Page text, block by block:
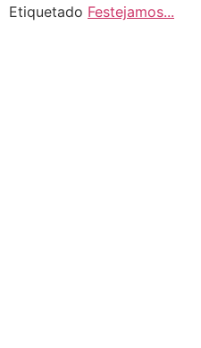
Etiquetado Festejamos...